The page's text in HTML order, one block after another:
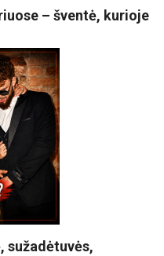
– šventė, kurioje
sužadėtuvės,